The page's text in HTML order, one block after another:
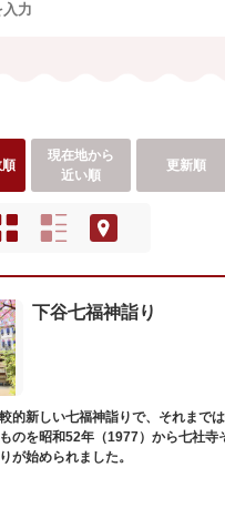
現在地から
近い順
更新順
下谷七福神詣り
的新しい七福神詣りで、それまで
のを昭和52年（1977）から七社寺
が始められました。